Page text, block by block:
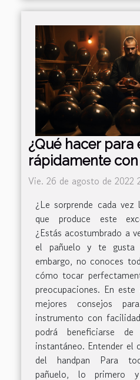
¿Qué hacer para
rápidamente
Vie. 26 de agosto de 2022
¿Le sorprende cada
que produce este
¿Estás acostumbrado a
el pañuelo y te gusta
embargo, no conoces
cómo tocar
preocupaciones. En
mejores consejos
instrumento con
podrá beneficiarse
instantáneo. Entender el
del handpan Para
pañuelo, lo primero